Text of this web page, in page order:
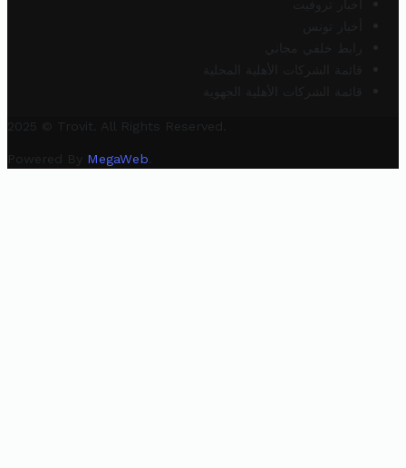
أخبار تروفيت
أخبار تونس
رابط خلفي مجاني
قائمة الشركات الأهلية المحلية
قائمة الشركات الأهلية الجهوية
2025 © Trovit. All Rights Reserved.
Powered By MegaWeb